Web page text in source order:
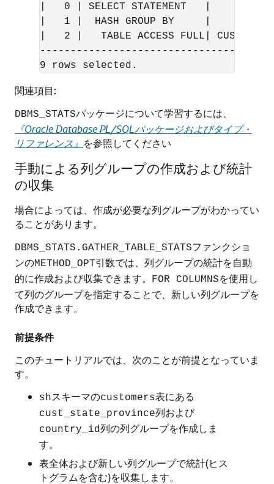
|   0 | SELECT STATEMENT   |
|   1 |  HASH GROUP BY     |
|   2 |   TABLE ACCESS FULL|
9 rows selected.
関連項目:
DBMS_STATSパッケージについて学習するには、
『Oracle Database PL/SQLパッケージおよびタイプ・
リファレンス』 を参照してください
手動による列グループの作成および統計
の収集
場合によっては、作成が必要な列グループがわかってい
ることがあります。
DBMS_STATS.GATHER_TABLE_STATSファンクショ
ンのMETHOD_OPT引数では、列グループの統計を自動
的に作成および収集できます。
FOR COLUMNSを使用し
て列のグループを指定することで、新しい列グループを
作成できます。
前提条件
このチュートリアルでは、次のことが前提となっていま
す。
shスキーマのcustomers表にある
cust_state_province列および
country_id列の列グループを作成しま
す。
表全体および新しい列グループで統計(ヒス
トグラムを含む)を収集します。